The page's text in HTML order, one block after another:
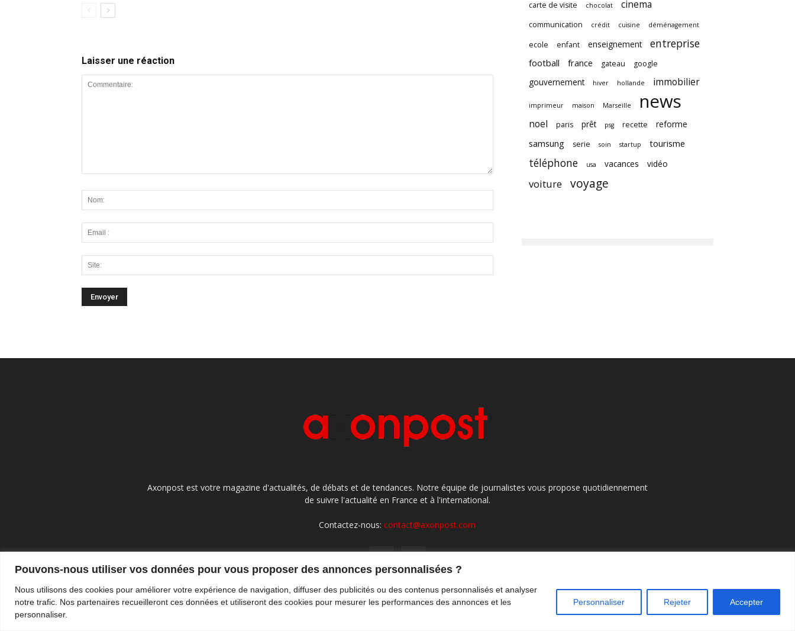
Pouvons-nous utiliser vos données pour vous proposer des annonces personnalisées ?
Nous utilisons des cookies pour améliorer votre expérience de navigation, diffuser des publicités ou des contenus personnalisés et analyser
notre trafic. Nos partenaires recueilleront ces données et utiliseront des cookies pour mesurer les performances des annonces et les
personnaliser.
Personnaliser Rejeter Accepter
Laisser une réaction
carte de visite chocolat cinema
communication crédit cuisine déménagement
ecole enfant enseignement entreprise
football france gateau google
gouvernement hiver hollande immobilier
imprimeur maison Marseille news
noel paris prêt psg recette reforme
samsung serie soin startup tourisme
téléphone usa vacances vidéo
voiture voyage
Axonpost est votre magazine d'actualités, de débats et de tendances. Notre équipe de journalistes vous propose quotidiennement
de suivre l'actualité en France et à l'international.
Contactez-nous:contact@axonpost.com